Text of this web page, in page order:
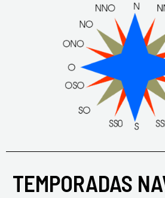
TEMPORADAS